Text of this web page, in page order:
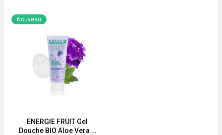
Mouthwash
Fluoride
ENERGIE FRUIT Gel
Douche BIO Aloe Vera &
Nouveau